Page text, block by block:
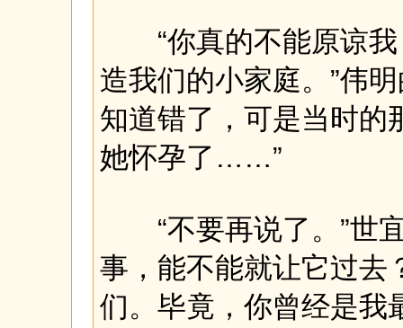
“你真的不能原谅我
造我们的小家庭。”伟
知道错了，可是当时的
她怀孕了……”
“不要再说了。”世宜
事，能不能就让它过去
们。毕竟，你曾经是我